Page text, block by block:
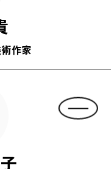
術作家